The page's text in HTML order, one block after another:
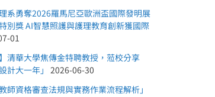
系勇奪2026羅馬尼亞歐洲盃國際發明展
別獎 AI智慧照護與護理教育創新獲國際
01
】清華大學焦傳金特聘教授，蒞校分享
計大一年」
2026-06-30
師資格審查法規與實務作業流程解析」